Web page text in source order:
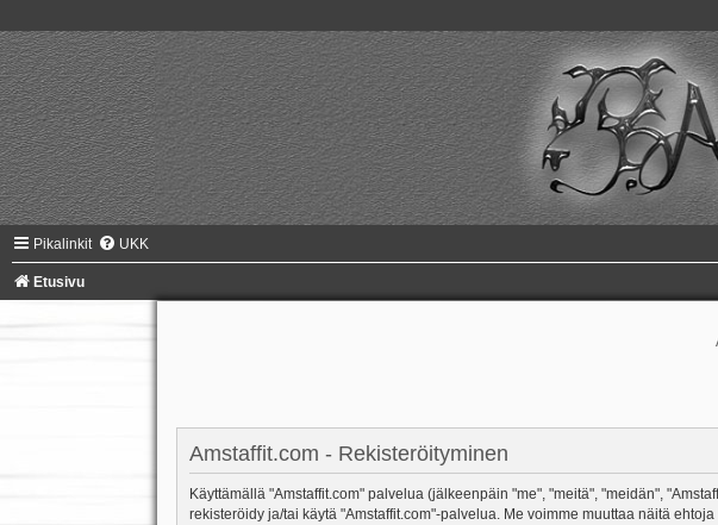
Pikalinkit UKK
Etusivu
Amstaffit.com - Rekisteröityminen
Käyttämällä "Amstaffit.com" palvelua (jälkeenpäin "me", "meitä", "meidän",
rekisteröidy ja/tai käytä "Amstaffit.com"-palvelua. Me voimme muuttaa näitä